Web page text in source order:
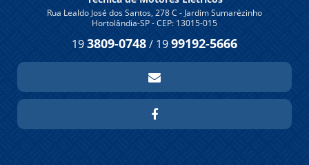
Rua Lealdo José dos Santos, 278 C - Jardim Sumarézinho
Hortolândia-SP - CEP: 13015-015
193809-0748/ 1999192-5666